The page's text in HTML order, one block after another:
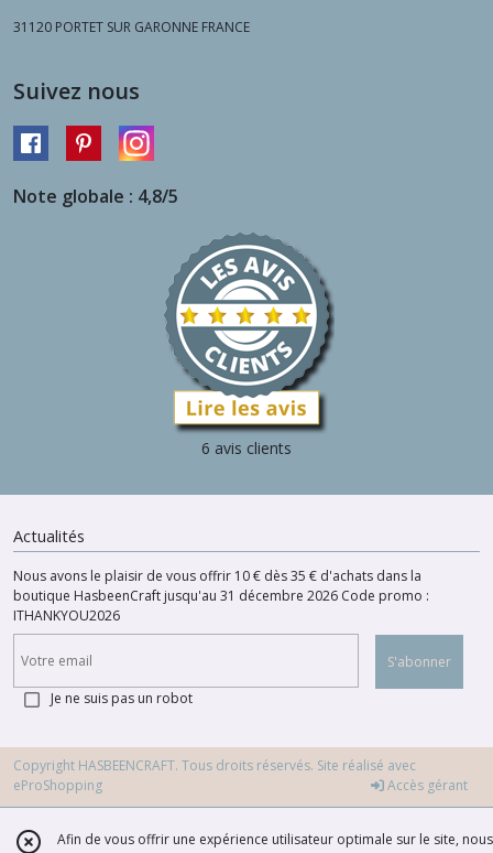
31120 PORTET SUR GARONNE FRANCE
Suivez nous
Note globale : 4,8/5
6 avis clients
Actualités
Nous avons le plaisir de vous offrir 10 € dès 35 € d'achats dans la
boutique HasbeenCraft jusqu'au 31 décembre 2026 Code promo :
ITHANKYOU2026
S'abonner
Je ne suis pas un robot
Copyright HASBEENCRAFT. Tous droits réservés. Site réalisé avec
eProShopping
Accès gérant
Afin de vous offrir une expérience utilisateur optimale sur le site, nous